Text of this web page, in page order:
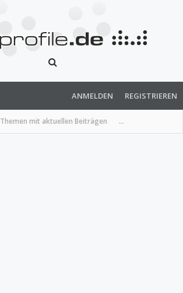
Themen mit aktuellen Beiträgen ...
ANMELDEN REGISTRIEREN